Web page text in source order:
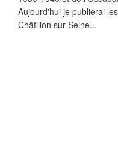
Aujourd'hui je publierai
Châtillon sur Seine...